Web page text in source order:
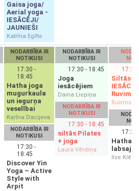
Gaisa joga/
Aerial yoga -
IESĀCĒJI/
JAUNIEŠI
Katrīna Eglīte
NODARBĪBA IR
NOTIKUSI
17:30 -
18:45
Hatha joga
mugurkaula
un iegurņa
veselībai
Karīna Dacijeva
NODARBĪBA IR
NOTIKUSI
17:30 -
18:45
Discover Yin
Yoga – Active
Style with
Arpit
NODARBĪBA IR
NOTIKUSI
17:30 - 18:45
Joga
iesācējiem
Daina Liepiņa
NODARBĪBA IR
NOTIKUSI
17:30 - 18:45
siltās Pilates
+ joga
Laura Vērdiņa
17:30
Siltās
Ruvimu
Ruvims
17:30
Hatha
Ilze